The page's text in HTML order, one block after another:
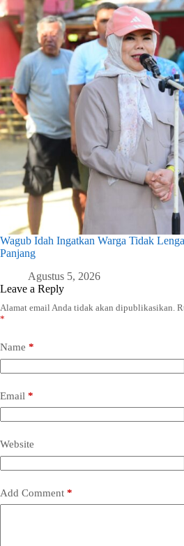
Wagub Idah Ingatkan Warga Tidak
Panjang
Agustus 5, 2026
Leave a Reply
Alamat email Anda tidak akan dipublikasikan.
*
Name *
Email *
Website
Add Comment *